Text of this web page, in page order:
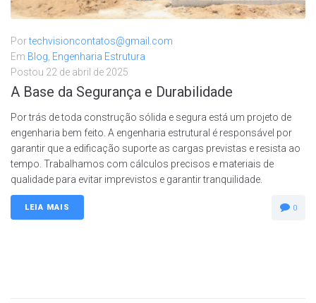
Portechvisioncontatos@gmail.com
Em Blog Engenharia Estrutura
Postou 22 de abril de 2025
A Base da Segurança e Durabilidade
Por trás de toda construção sólida e segura está um projeto de
engenharia bem feito. A engenharia estrutural é responsável por
garantir que a edificação suporte as cargas previstas e resista ao
tempo. Trabalhamos com cálculos precisos e materiais de
qualidade para evitar imprevistos e garantir tranquilidade.
LEIA MAIS 0